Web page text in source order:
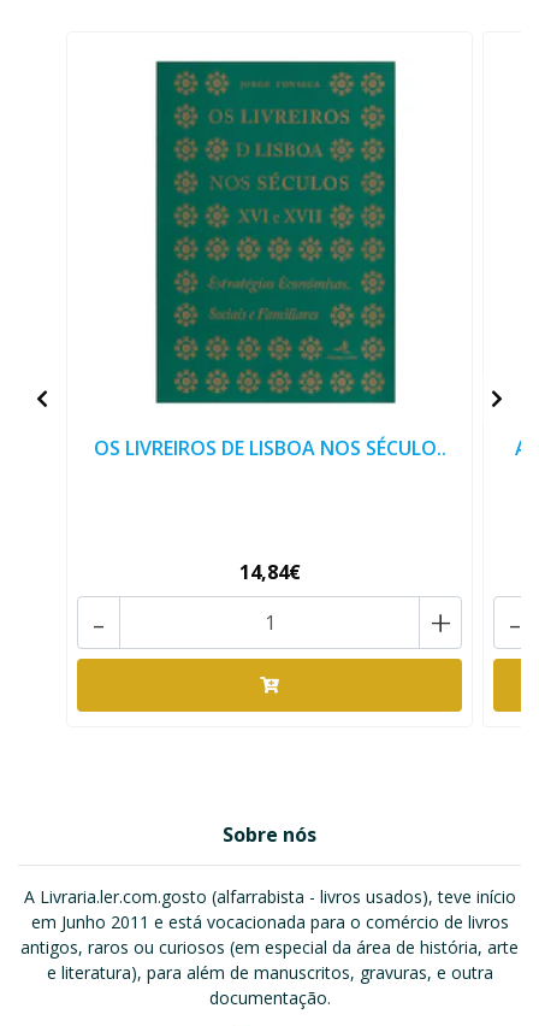
OS LIVREIROS DE LISBOA NOS SÉCULO..
14,84€
+
-
A
-
Sobre nós
A Livraria.ler.com.gosto (alfarrabista - livros usados), teve início
em Junho 2011 e está vocacionada para o comércio de livros
antigos, raros ou curiosos (em especial da área de história, arte
e literatura), para além de manuscritos, gravuras, e outra
documentação.